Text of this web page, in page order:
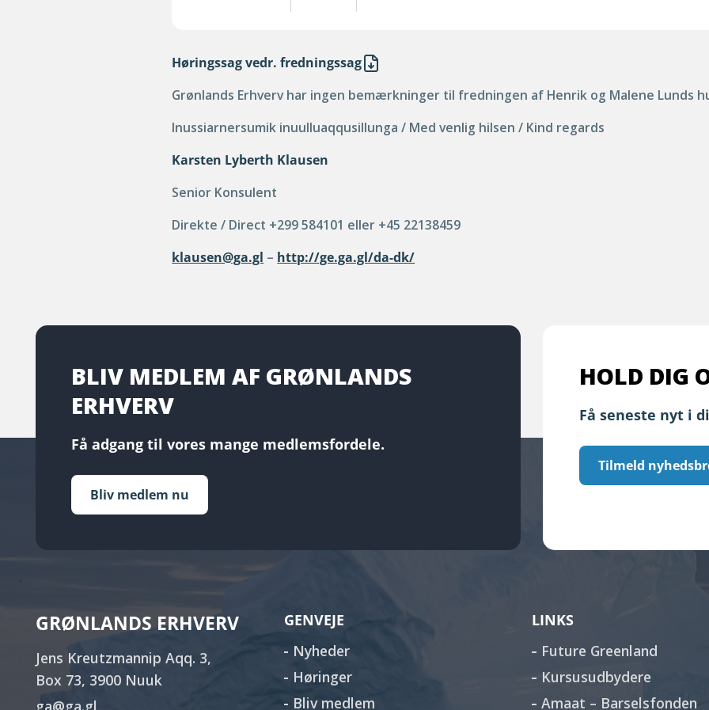
Høringssag vedr. fredningssag
Grønlands Erhverv har ingen bemærkninger til fredningen af Henrik og Malene Lunds
Inussiarnersumik inuulluaqqusillunga / Med venlig hilsen / Kind regards
Karsten Lyberth Klausen
Senior Konsulent
Direkte / Direct +299 584101 eller +45 22138459
klausen@ga.gl – http://ge.ga.gl/da-dk/
BLIV MEDLEM AF GRØNLANDS
ERHVERV
Få adgang til vores mange medlemsfordele.
Bliv medlem nu
HOLD DIG
Få seneste nyt i
Tilmeld
GRØNLANDS ERHVERV
Jens Kreutzmannip Aqq. 3,
Box 73, 3900 Nuuk
ga@ga.gl
GENVEJE
Nyheder
Høringer
Bliv medlem
LINKS
Future Greenland
Kursusudbydere
Amaat – Barselsfonden